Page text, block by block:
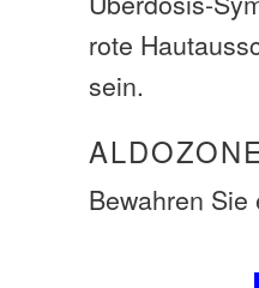
rote
sein.
Bewahren